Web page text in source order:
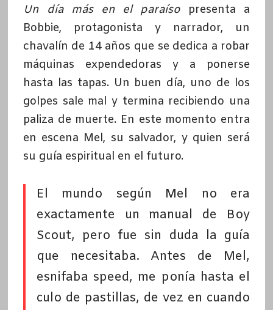
Un día más en el paraíso presenta a
Bobbie, protagonista y narrador, un
chavalín de 14 años que se dedica a robar
máquinas expendedoras y a ponerse
hasta las tapas. Un buen día, uno de los
golpes sale mal y termina recibiendo una
paliza de muerte. En este momento entra
en escena Mel, su salvador, y quien será
su guía espiritual en el futuro.
El mundo según Mel no era
exactamente un manual de Boy
Scout, pero fue sin duda la guía
que necesitaba. Antes de Mel,
esnifaba speed, me ponía hasta el
culo de pastillas, de vez en cuando